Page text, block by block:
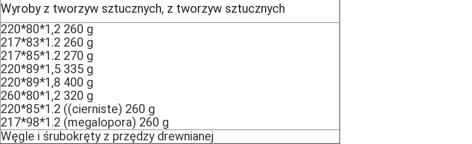
Wyroby z tworzyw sztucznych, z tworzyw sztucznych
220*80*1,2 260 g
217*83*1.2 260 g
217*85*1.2 270 g
220*89*1,5 335 g
220*89*1,8 400 g
260*80*1,2 320 g
220*85*1.2 ((cierniste) 260 g
217*98*1.2 (megalopora) 260 g
Węgle i śrubokręty z przędzy drewnianej